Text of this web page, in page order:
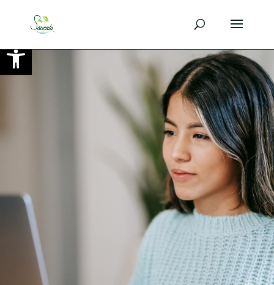
Ouvrir la barre d’outils